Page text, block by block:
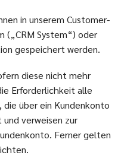
in unserem Customer-
(„CRM System“) oder
gespeichert werden.
diese nicht mehr
Erforderlichkeit alle
die über ein Kundenkonto
verweisen zur
Ferner gelten